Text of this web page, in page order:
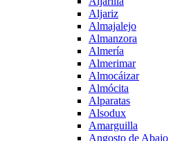
Aljariz
Almajalejo
Almanzora
Almería
Almerimar
Almocáizar
Almócita
Alparatas
Alsodux
Amarguilla
Angosto de Abajo